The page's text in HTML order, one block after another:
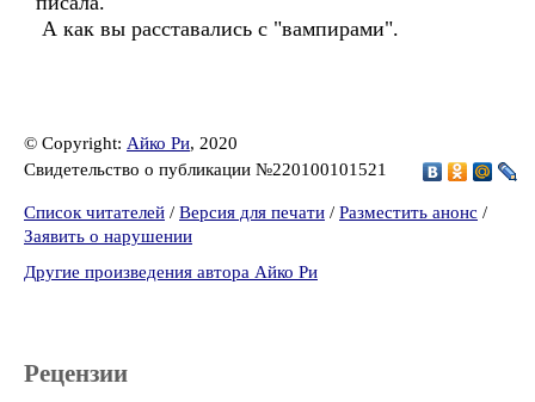
А как вы расставались с "вампирами".
© Copyright: Айко Ри, 2020
Свидетельство о публикации №220100101521
Список читателей / Версия для печати / Разместить анонс /
Заявить о нарушении
Другие произведения автора Айко Ри
Рецензии